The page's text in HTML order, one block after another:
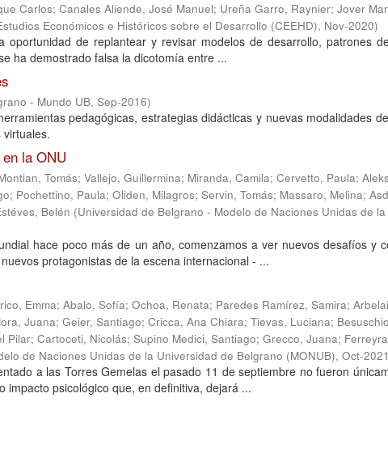
Carlos; Canales Aliende, José Manuel; Ureña Garro, Raynier; Jover
Económicos e Históricos sobre el Desarrollo (CEEHD), Nov-2020)
de replantear y revisar modelos de desarrollo, patrones
ha demostrado falsa la dicotomía entre ...
- Mundo UB, Sep-2016)
pedagógicas, estrategias didácticas y nuevas modalidades
la ONU
Tomás; Vallejo, Guillermina; Miranda, Camila; Cervetto, Paula;
; Pochettino, Paula; Oliden, Milagros; Servin, Tomás; Massaro, Melina;
Belén (Universidad de Belgrano - Modelo de Naciones Unidas de
hace poco más de un año, comenzamos a ver nuevos desafíos y
protagonistas de la escena internacional - ...
Emma; Abalo, Sofía; Ochoa, Renata; Paredes Ramírez, Samira;
Juana; Geier, Santiago; Cricca, Ana Chiara; Tievas, Luciana;
Pilar; Cartoceti, Nicolás; Supino Medici, Santiago; Grecco, Juana;
de Naciones Unidas de la Universidad de Belgrano (MONUB), Oct-2021
a las Torres Gemelas el pasado 11 de septiembre no fueron
psicológico que, en definitiva, dejará ...